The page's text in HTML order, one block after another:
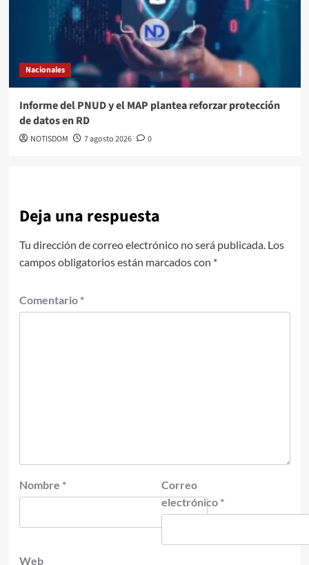
Nacionales
Informe del PNUD y el MAP plantea reforzar protección
de datos en RD
NOTISDOM 7 agosto 2026 0
Deja una respuesta
Tu dirección de correo electrónico no será publicada. Los
campos obligatorios están marcados con *
Comentario *
Nombre *
Correo
electrónico *
Web